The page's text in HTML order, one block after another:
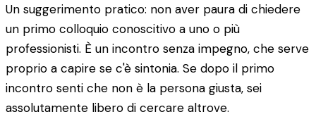
Un suggerimento pratico: non aver paura di chiedere
un primo colloquio conoscitivo a uno o più
professionisti. È un incontro senza impegno, che serve
proprio a capire se c'è sintonia. Se dopo il primo
incontro senti che non è la persona giusta, sei
assolutamente libero di cercare altrove.